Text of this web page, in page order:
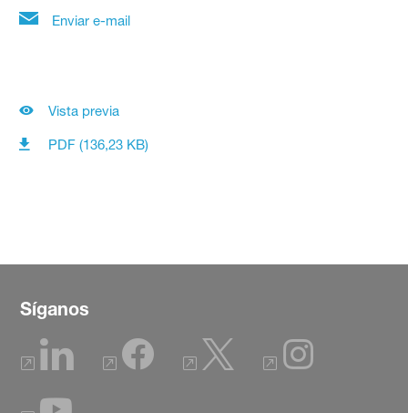
Enviar e-mail
Vista previa
PDF (136,23 KB)
Síganos